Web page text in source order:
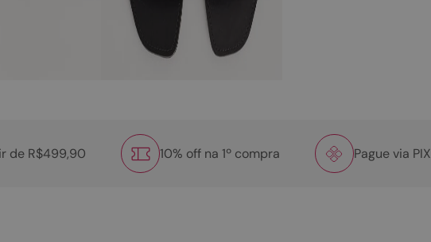
de R$499,90 10% off na 1º compra Pague via PIX